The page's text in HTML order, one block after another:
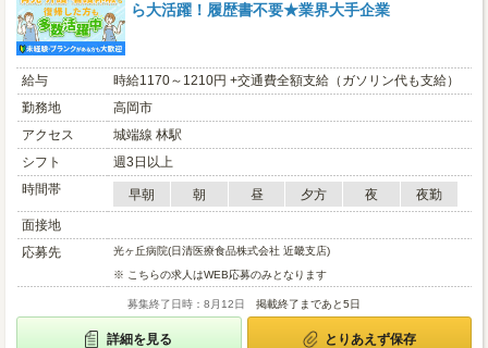
ら大活躍！履歴書不要★業界大手企業
給与
時給1170～1210円 +交通費全額支給（ガソリン代も支給）
勤務地
高岡市
アクセス
城端線 林駅
シフト
週3日以上
時間帯
早朝 朝 昼 夕方 夜
夜勤
面接地
応募先
光ヶ丘病院(日清医療食品株式会社 近畿支店)
※ こちらの求人はWEB応募のみとなります
募集終了日時：8月12日 掲載終了まであと5日
詳細を見る とりあえず保存